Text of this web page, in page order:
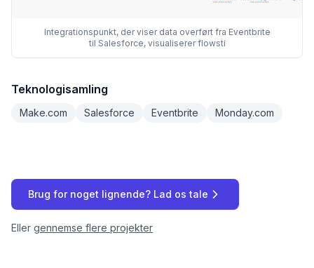
Integrationspunkt, der viser data overført fra Eventbrite
til Salesforce, visualiserer flowsti
Teknologisamling
Make.com Salesforce Eventbrite Monday.com
Brug for noget lignende? Lad os tale
Eller gennemse flere projekter